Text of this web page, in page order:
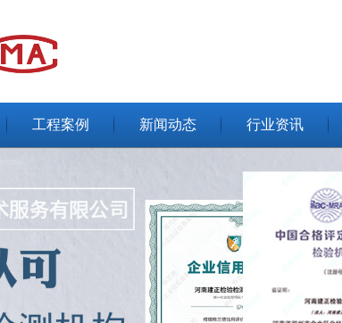
工程案例 新闻动态 行业资讯